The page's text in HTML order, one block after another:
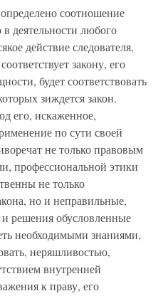
соотношение
деятельности любого
действие следователя,
закону, его
будет соответствовать
зиждется закон.
его, искаженное,
по сути своей
не только правовым
профессиональной этики
не только
но и неправильные,
решения обусловленные
необходимыми знаниями,
неряшливостью,
внутренней
к праву, его